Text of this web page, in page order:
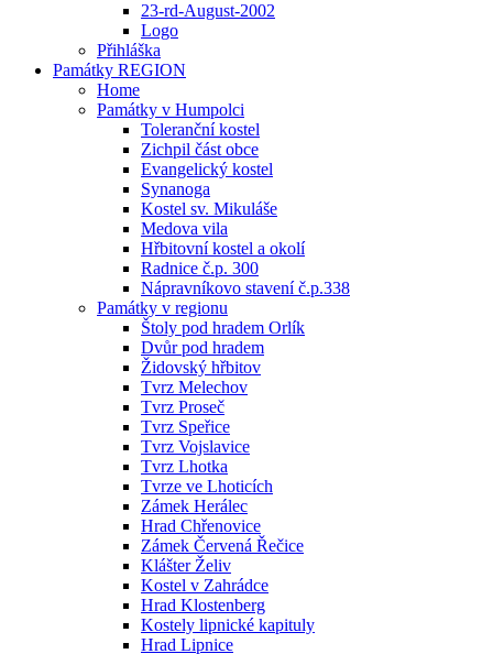
23-rd-August-2002
Logo
Přihláška
Památky REGION
Home
Památky v Humpolci
Toleranční kostel
Zichpil část obce
Evangelický kostel
Synanoga
Kostel sv. Mikuláše
Medova vila
Hřbitovní kostel a okolí
Radnice č.p. 300
Nápravníkovo stavení č.p.338
Památky v regionu
Štoly pod hradem Orlík
Dvůr pod hradem
Židovský hřbitov
Tvrz Melechov
Tvrz Proseč
Tvrz Speřice
Tvrz Vojslavice
Tvrz Lhotka
Tvrze ve Lhoticích
Zámek Herálec
Hrad Chřenovice
Zámek Červená Řečice
Klášter Želiv
Kostel v Zahrádce
Hrad Klostenberg
Kostely lipnické kapituly
Hrad Lipnice